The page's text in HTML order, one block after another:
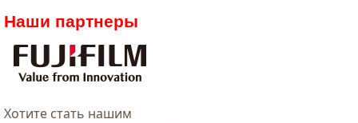
Наши партнеры
Хотитe стать нашим